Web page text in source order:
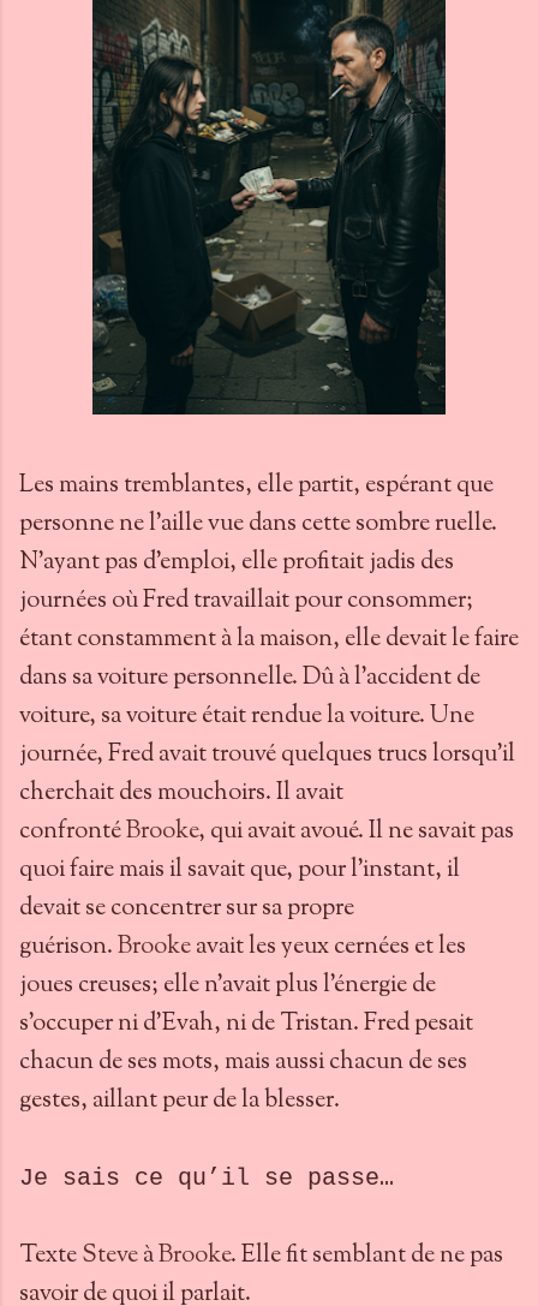
Les mains tremblantes, elle partit, espérant que
personne ne l’aille vue dans cette sombre ruelle.
N’ayant pas d’emploi, elle profitait jadis des
journées où Fred travaillait pour consommer;
étant constamment à la maison, elle devait le faire
dans sa voiture personnelle. Dû à l’accident de
voiture, sa voiture était rendue la voiture. Une
journée, Fred avait trouvé quelques trucs lorsqu’il
cherchait des mouchoirs. Il avait
confrontéBrooke, qui avait avoué. Il ne savait pas
quoi faire mais il savait que, pour l’instant, il
devait se concentrer sur sa propre
guérison.Brookeavait les yeux cernées et les
joues creuses; elle n’avait plus l’énergie de
s’occuper ni d’Evah, ni de Tristan. Fred pesait
chacun de ses mots, mais aussi chacun de ses
gestes, aillant peur de la blesser.
Je sais ce qu’il se passe…
TexteSteveàBrooke. Elle fit semblant de ne pas
savoir de quoi il parlait.